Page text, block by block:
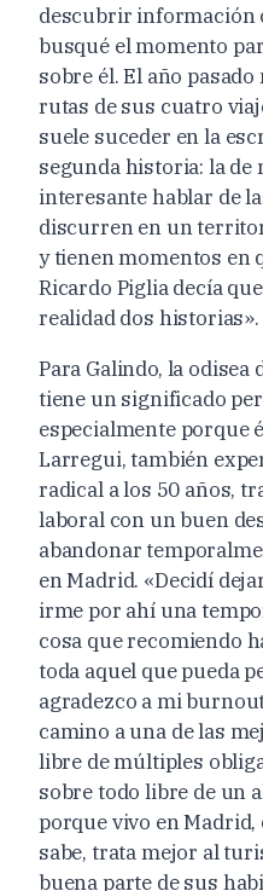
descubrir información
busqué el momento
sobre él. El año
rutas de sus cuatro
suele suceder en la
segunda historia: la de
interesante hablar de
discurren en un
y tienen momentos en
Ricardo Piglia decía
realidad dos historias».
Para Galindo, la odisea
tiene un significado
especialmente porque
Larregui, también
radical a los 50 años,
laboral con un buen
abandonar
en Madrid. «Decidí
irme por ahí una
cosa que recomiendo
toda aquel que pueda
agradezco a mi
camino a una de las
libre de múltiples
sobre todo libre de un
porque vivo en Madrid,
sabe, trata mejor al
buena parte de sus